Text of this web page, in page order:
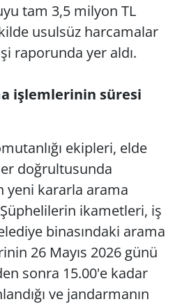
tam 3,5 milyon TL
usulsüz harcamalar
raporunda yer aldı.
işlemlerinin süresi
ekipleri, elde
doğrultusunda
yeni kararla arama
ikametleri, iş
binasındaki arama
26 Mayıs 2026 günü
sonra 15.00'e kadar
ve jandarmanın